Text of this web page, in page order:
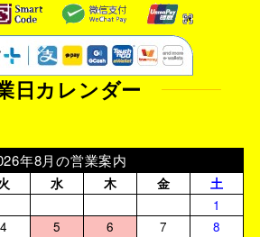
日カレンダー
年8月の営業案内
水 木 金
土
1
4 5 6 7
8